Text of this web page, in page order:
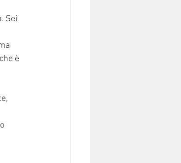
Sei
è